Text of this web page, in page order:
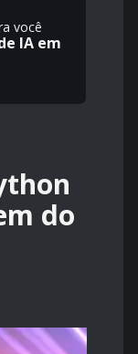
você
IA em
do